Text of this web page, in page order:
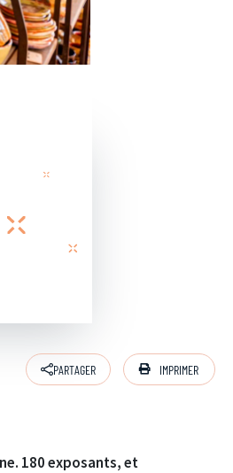
PARTAGER IMPRIMER
180 exposants, et